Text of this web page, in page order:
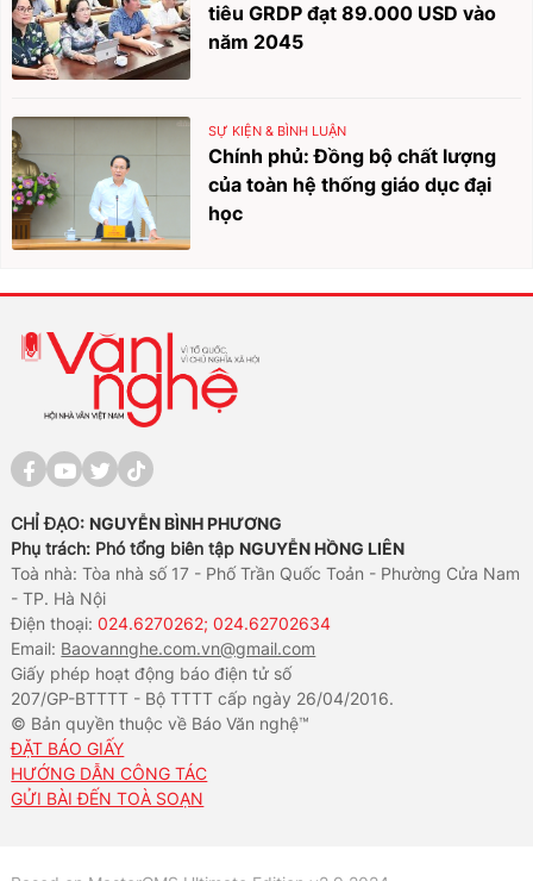
tiêu GRDP đạt 89.000 USD vào
năm 2045
SỰ KIỆN & BÌNH LUẬN
Chính phủ: Đồng bộ chất lượng
của toàn hệ thống giáo dục đại
học
CHỈ ĐẠO: NGUYỄN BÌNH PHƯƠNG
Phụ trách: Phó tổng biên tập NGUYỄN HỒNG LIÊN
Toà nhà: Tòa nhà số 17 - Phố Trần Quốc Toản - Phường Cửa Nam
- TP. Hà Nội
Điện thoại:024.6270262; 024.62702634
Email: Baovannghe.com.vn@gmail.com
Giấy phép hoạt động báo điện tử số
207/GP-BTTTT - Bộ TTTT cấp ngày 26/04/2016.
© Bản quyền thuộc về Báo Văn nghệ™
ĐẶT BÁO GIẤY
HƯỚNG DẪN CÔNG TÁC
GỬI BÀI ĐẾN TOÀ SOẠN